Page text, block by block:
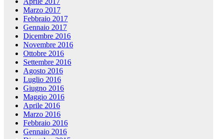
Marzo 2017
Febbraio 2017
Gennaio 2017
Dicembre 2016
Novembre 2016
Ottobre 2016
Settembre 2016
Agosto 2016
Luglio 2016
Giugno 2016
Maggio 2016
Aprile 2016
Marzo 2016
Febbraio 2016
Gennaio 2016